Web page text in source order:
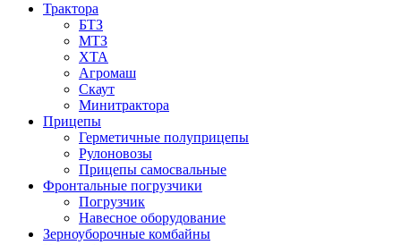
Трактора
БТЗ
МТЗ
ХТА
Агромаш
Скаут
Минитрактора
Прицепы
Герметичные полуприцепы
Рулоновозы
Прицепы самосвальные
Фронтальные погрузчики
Погрузчик
Навесное оборудование
Зерноуборочные комбайны